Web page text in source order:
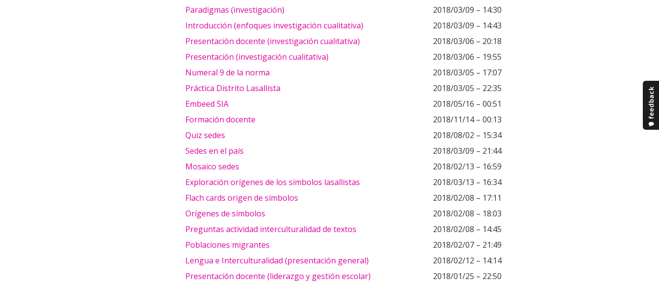
Paradigmas (investigación)
2018/03/09 – 14:30
Introducción (enfoques investigación cualitativa)
2018/03/09 – 14:43
Presentación docente (investigación cualitativa)
2018/03/06 – 20:18
Presentación (investigación cualitativa)
2018/03/06 – 19:55
Numeral 9 de la norma
2018/03/05 – 17:07
Práctica Distrito Lasallista
2018/03/05 – 22:35
Embeed SIA
2018/05/16 – 00:51
Formación docente
2018/11/14 – 00:13
Quiz sedes
2018/08/02 – 15:34
Sedes en el país
2018/03/09 – 21:44
Mosaico sedes
2018/02/13 – 16:59
Exploración orígenes de los símbolos lasallistas
2018/03/13 – 16:34
Flach cards origen de símbolos
2018/02/08 – 17:11
Orígenes de símbolos
2018/02/08 – 18:03
Preguntas actividad interculturalidad de textos
2018/02/08 – 14:45
Poblaciones migrantes
2018/02/07 – 21:49
Lengua e Interculturalidad (presentación general)
2018/02/12 – 14:14
Presentación docente (liderazgo y gestión escolar)
2018/01/25 – 22:50